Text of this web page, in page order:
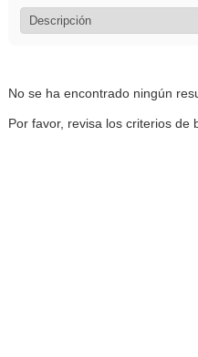
No se ha encontrado ningún
Por favor, revisa los criterios de